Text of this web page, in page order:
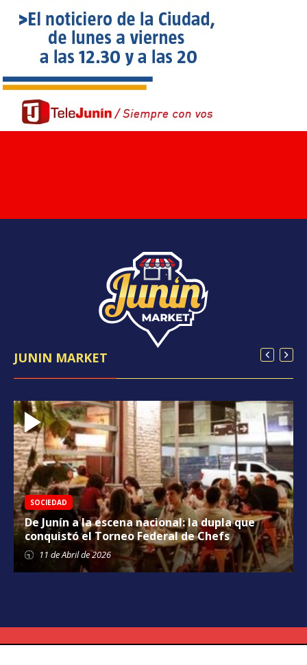
JUNIN MARKET
SOCIEDAD
De Junín a la escena nacional: la dupla que
conquistó el Torneo Federal de Chefs
11 deAbrilde 2026